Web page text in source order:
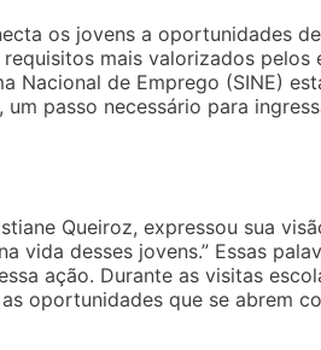
os jovens a oportunidades
mais valorizados pelos
Nacional de Emprego (SINE)
passo necessário para
Queiroz, expressou sua
vida desses jovens.” Essas
ação. Durante as visitas
oportunidades que se abrem